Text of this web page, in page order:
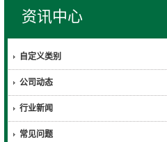
资讯中心
自定义类别
公司动态
行业新闻
常见问题